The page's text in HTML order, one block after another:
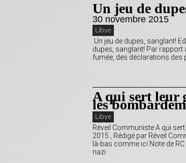
Un jeu de
30 novembre 2015
Libye
Un jeu de dupes, sanglant!
dupes, sanglant! Par
fumée, des déclarations des
A qui sert leur
les
Libye
Réveil Communiste A qui
2015 , Rédigé par Réveil
là-bas comme ici Note de
nazi